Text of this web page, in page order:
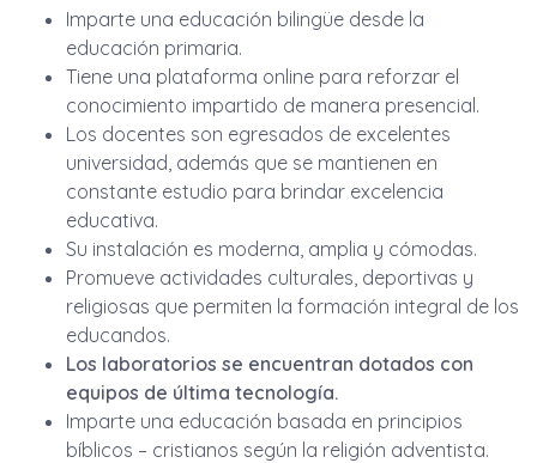
Imparte una educación bilingüe desde la
educación primaria.
Tiene una plataforma online para reforzar el
conocimiento impartido de manera presencial.
Los docentes son egresados de excelentes
universidad, además que se mantienen en
constante estudio para brindar excelencia
educativa.
Su instalación es moderna, amplia y cómodas.
Promueve actividades culturales, deportivas y
religiosas que permiten la formación integral de los
educandos.
Los laboratorios se encuentran dotados con
equipos de última tecnología.
Imparte una educación basada en principios
bíblicos – cristianos según la religión adventista.